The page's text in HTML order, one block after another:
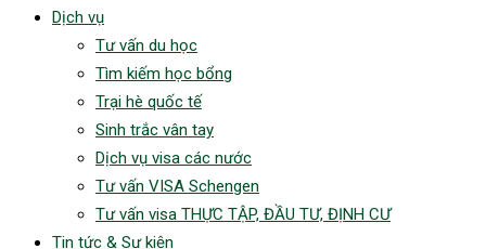
Dịch vụ
Tư vấn du học
Tìm kiếm học bổng
Trại hè quốc tế
Sinh trắc vân tay
Dịch vụ visa các nước
Tư vấn VISA Schengen
Tư vấn visa THỰC TẬP, ĐẦU TƯ, ĐỊNH CƯ
Tin tức & Sự kiện